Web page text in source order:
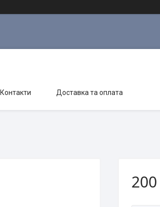
Контакти Доставка та оплата